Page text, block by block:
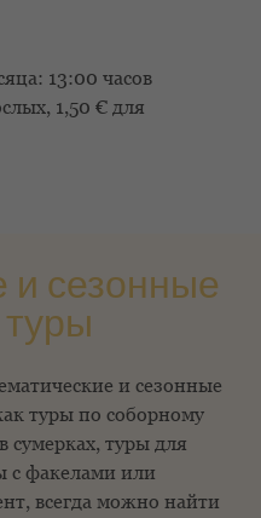
13:00 часов
1,50 € для
и сезонные
и сезонные
туры по соборному
туры для
с факелами или
всегда можно найти